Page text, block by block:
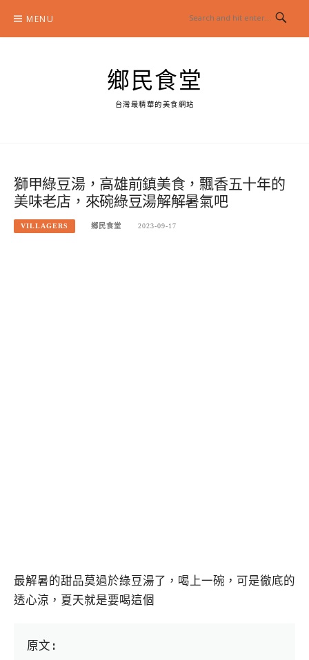
content
MENU
鄉民食堂
台灣最精華的美食網站
獅甲綠豆湯，高雄前鎮美食，飄香五十年的
美味老店，來碗綠豆湯解解暑氣吧
VILLAGERS 鄉民食堂 2023-09-17
最解暑的甜品莫過於綠豆湯了，喝上一碗，可是徹底的
透心涼，夏天就是要喝這個
原文: